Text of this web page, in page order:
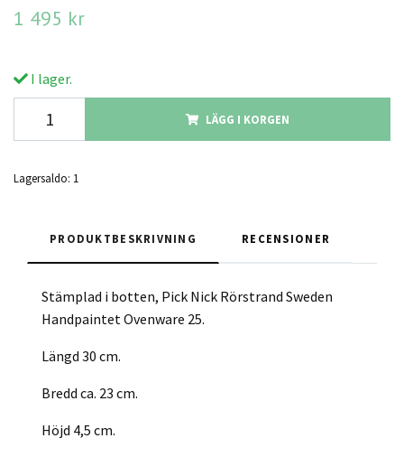
1 495 kr
I lager.
LÄGG I KORGEN
Lagersaldo: 1
PRODUKTBESKRIVNING RECENSIONER
Stämplad i botten, Pick Nick Rörstrand Sweden
Handpaintet Ovenware 25.
Längd 30 cm.
Bredd ca. 23 cm.
Höjd 4,5 cm.